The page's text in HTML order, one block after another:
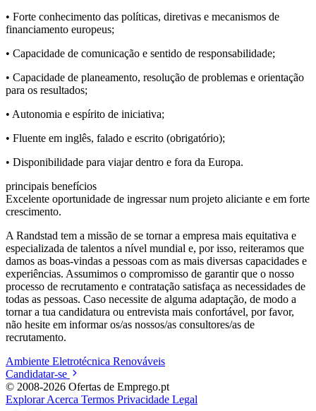
• Forte conhecimento das políticas, diretivas e mecanismos de
financiamento europeus;
• Capacidade de comunicação e sentido de responsabilidade;
• Capacidade de planeamento, resolução de problemas e orientação
para os resultados;
• Autonomia e espírito de iniciativa;
• Fluente em inglês, falado e escrito (obrigatório);
• Disponibilidade para viajar dentro e fora da Europa.
principais benefícios
Excelente oportunidade de ingressar num projeto aliciante e em forte
crescimento.
A Randstad tem a missão de se tornar a empresa mais equitativa e
especializada de talentos a nível mundial e, por isso, reiteramos que
damos as boas-vindas a pessoas com as mais diversas capacidades e
experiências. Assumimos o compromisso de garantir que o nosso
processo de recrutamento e contratação satisfaça as necessidades de
todas as pessoas. Caso necessite de alguma adaptação, de modo a
tornar a tua candidatura ou entrevista mais confortável, por favor,
não hesite em informar os/as nossos/as consultores/as de
recrutamento.
Ambiente Eletrotécnica Renováveis
Candidatar-se
© 2008-2026 Ofertas de Emprego.pt
ExplorarAcerca Termos Privacidade Legal